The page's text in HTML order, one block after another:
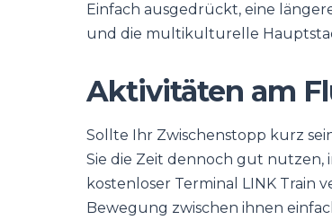
Einfach ausgedrückt, eine
und die multikulturelle
Aktivitäten am
Sollte Ihr Zwischenstopp kurz
Sie die Zeit dennoch gut nutzen,
kostenloser Terminal LINK Train
Bewegung zwischen ihnen